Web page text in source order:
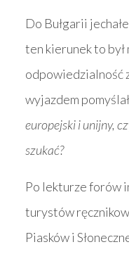
Do Bułgarii
ten kierunek to był
odpowiedzialność
wyjazdem
europejski i unijny,
szukać?
Po lekturze forów
turystów
Piasków i